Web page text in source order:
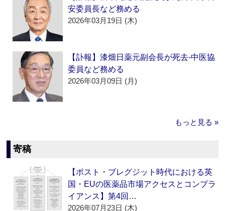
安委員長など務める
2026年03月19日 (木)
【訃報】漆畑日薬元副会長が死去‐中医協
委員など務める
2026年03月09日 (月)
もっと見る »
寄稿
【ポスト・ブレグジット時代における英
国・EUの医薬品市場アクセスとコンプラ
イアンス】第4回…
2026年07月23日 (木)